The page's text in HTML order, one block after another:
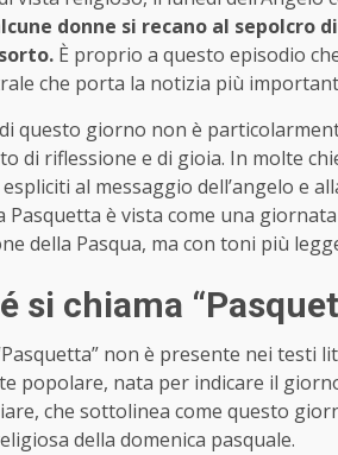
donne si recano al sepolcro
È proprio a questo episodio
che porta la notizia più
questo giorno non è
di riflessione e di gioia. In molte
al messaggio dell’angelo e
Pasquetta è vista come una
della Pasqua, ma con toni più
si chiama
non è presente nei testi
popolare, nata per indicare il
che sottolinea come questo
della domenica pasquale.